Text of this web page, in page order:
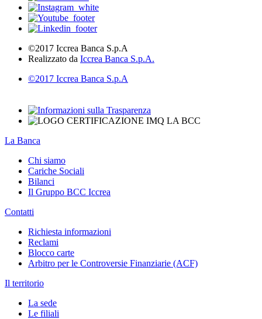
©2017 Iccrea Banca S.p.A
Realizzato da Iccrea Banca S.p.A.
©2017 Iccrea Banca S.p.A
La Banca
Chi siamo
Cariche Sociali
Bilanci
Il Gruppo BCC Iccrea
Contatti
Richiesta informazioni
Reclami
Blocco carte
Arbitro per le Controversie Finanziarie (ACF)
Il territorio
La sede
Le filiali